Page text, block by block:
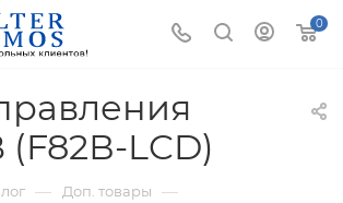
0
(F82В-LCD)
— Доп. товары —